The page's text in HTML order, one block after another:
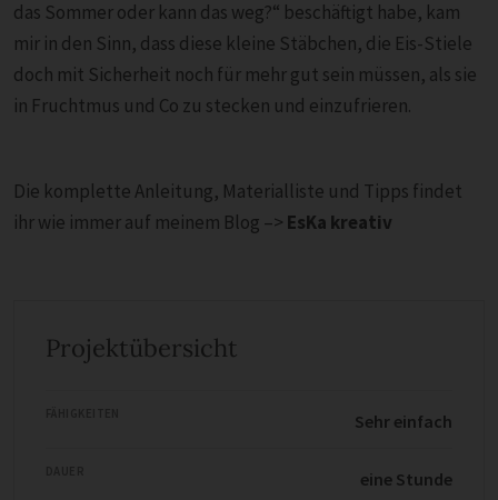
das Sommer oder kann das weg?“ beschäftigt habe, kam
mir in den Sinn, dass diese kleine Stäbchen, die Eis-Stiele
doch mit Sicherheit noch für mehr gut sein müssen, als sie
in Fruchtmus und Co zu stecken und einzufrieren.
Die komplette Anleitung, Materialliste und Tipps findet
ihr wie immer auf meinem Blog –> EsKa kreativ
Projektübersicht
Sehr einfach
eine Stunde